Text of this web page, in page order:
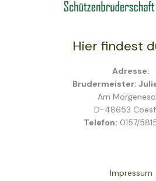
Hier findest
Adresse:
Brudermeister:
Am
D-48653
Telefon: 0157/
Impressum